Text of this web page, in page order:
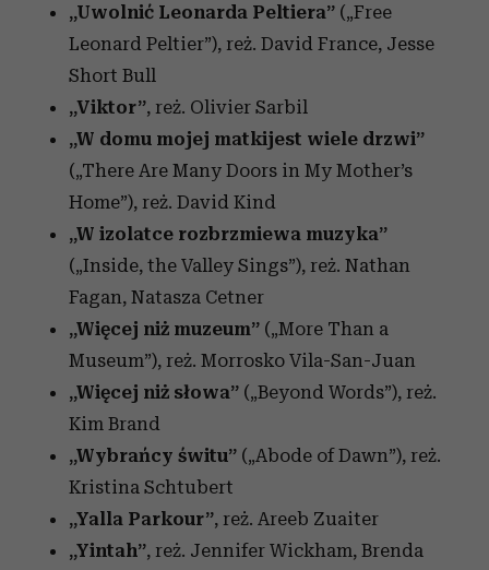
„Uwolnić Leonarda Peltiera” („Free
Leonard Peltier”), reż. David France, Jesse
Short Bull
„Viktor”, reż. Olivier Sarbil
„W domu mojej matkijest wiele drzwi”
(„There Are Many Doors in My Mother’s
Home”), reż. David Kind
„W izolatce rozbrzmiewa muzyka”
(„Inside, the Valley Sings”), reż. Nathan
Fagan, Natasza Cetner
„Więcej niż muzeum” („More Than a
Museum”), reż. Morrosko Vila-San-Juan
„Więcej niż słowa” („Beyond Words”), reż.
Kim Brand
„Wybrańcy świtu” („Abode of Dawn”), reż.
Kristina Schtubert
„Yalla Parkour”, reż. Areeb Zuaiter
„Yintah”, reż. Jennifer Wickham, Brenda